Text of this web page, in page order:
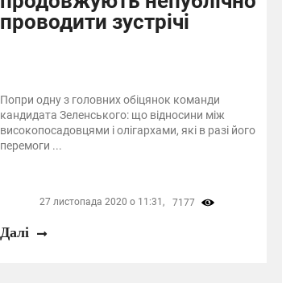
проводити зустрічі
Попри одну з головних обіцянок команди
кандидата Зеленського: що відносини між
високопосадовцями і олігархами, які в разі його
перемоги ...
27 листопада 2020 о 11:31, 7177
Далі